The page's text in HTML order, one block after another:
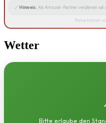
🔗 Hinweis: Als Amazon-Partner verdienen wir
Preise können
Wetter
Bitte erlaube den